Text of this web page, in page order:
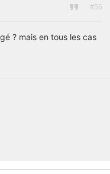
#56
? mais en tous les cas